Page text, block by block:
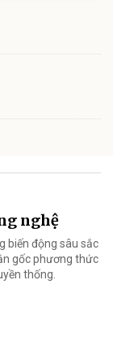
nghệ
biến động sâu sắc
gốc phương thức
thống.